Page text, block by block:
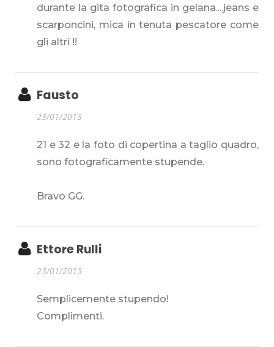
durante la gita fotografica in gelana....jeans e
scarponcini, mica in tenuta pescatore come
gli altri !!
Fausto
23/01/2013
21 e 32 e la foto di copertina a taglio quadro,
sono fotograficamente stupende.
Bravo GG.
Ettore Rulli
23/01/2013
Semplicemente stupendo!
Complimenti.